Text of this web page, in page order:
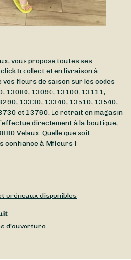
vous propose toutes ses
& collect et en livraison à
vos fleurs de saison sur les codes
13080, 13090, 13100, 13111,
13330, 13340, 13510, 13540,
et 13760. Le retrait en magasin
directement à la boutique,
Velaux. Quelle que soit
confiance à Mfleurs !
créneaux disponibles
d'ouverture